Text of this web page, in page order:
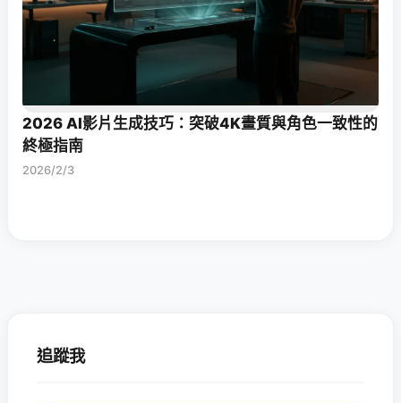
2026 AI影片生成技巧：突破4K畫質與角色一致性的
終極指南
2026/2/3
追蹤我